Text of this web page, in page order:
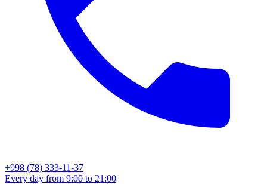
+998 (78) 333-11-37
Every day from 9:00 to 21:00